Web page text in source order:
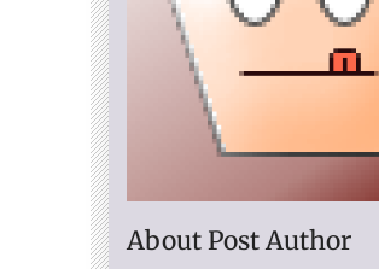
About Post Author